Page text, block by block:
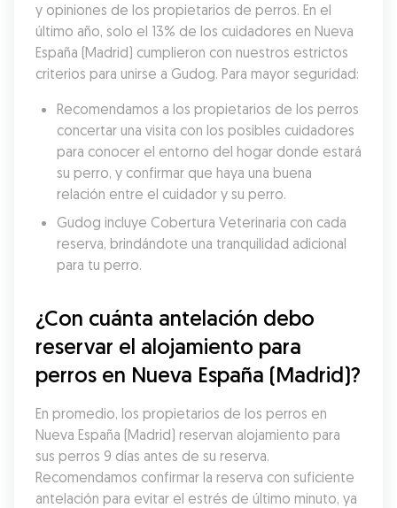
y opiniones de los propietarios de perros. En el
último año, solo el 13% de los cuidadores en Nueva
España (Madrid) cumplieron con nuestros estrictos
criterios para unirse a Gudog. Para mayor seguridad:
Recomendamos a los propietarios de los perros
concertar una visita con los posibles cuidadores
para conocer el entorno del hogar donde estará
su perro, y confirmar que haya una buena
relación entre el cuidador y su perro.
Gudog incluye Cobertura Veterinaria con cada
reserva, brindándote una tranquilidad adicional
para tu perro.
¿Con cuánta antelación debo
reservar el alojamiento para
perros en Nueva España (Madrid)?
En promedio, los propietarios de los perros en
Nueva España (Madrid) reservan alojamiento para
sus perros 9 días antes de su reserva.
Recomendamos confirmar la reserva con suficiente
antelación para evitar el estrés de último minuto, ya